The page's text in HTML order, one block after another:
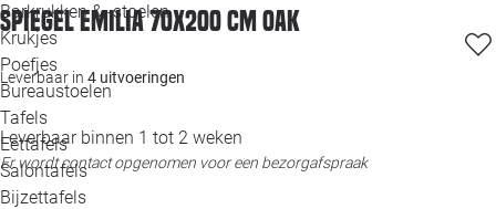
Barkrukken & -stoelen
Krukjes
Poefjes
Bureaustoelen
Tafels
Eettafels
Salontafels
Bijzettafels
Spiegel Emilia 70x200 cm oak
Leverbaar in 4 uitvoeringen
Leverbaar binnen 1 tot 2 weken
Er wordt contact opgenomen voor een bezorgafspraak